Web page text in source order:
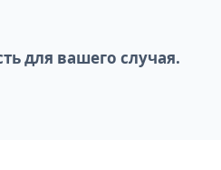
для вашего случая.